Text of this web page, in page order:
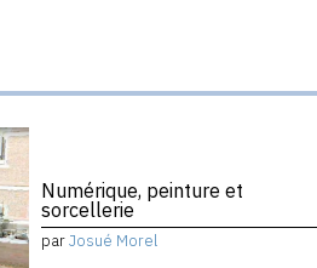
Numérique, peinture et
sorcellerie
parJosué Morel